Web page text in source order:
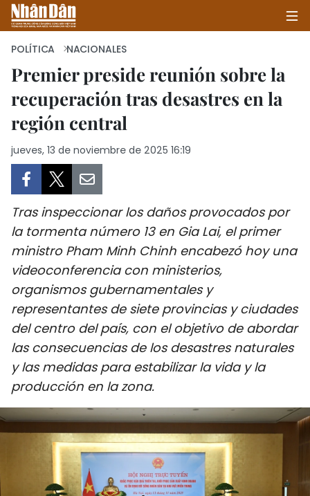
INICIO
POLÍTICA
SALUD - MEDIO AMBIENTE
CULTURA - ENTRETENIMIENTO
INTERNACIONAL
DEPORTES
PUENTE DE AMISTAD
HISTORIAS MULTIMEDIA
FOTOGRAFÍA
POLÍTICA NACIONALES
Premier preside reunión sobre la
recuperación tras desastres en la
región central
jueves, 13 de noviembre de 2025 16:19
Tras inspeccionar los daños provocados por
la tormenta número 13 en Gia Lai, el primer
ministro Pham Minh Chinh encabezó hoy una
videoconferencia con ministerios,
organismos gubernamentales y
representantes de siete provincias y ciudades
del centro del país, con el objetivo de abordar
las consecuencias de los desastres naturales
y las medidas para estabilizar la vida y la
producción en la zona.